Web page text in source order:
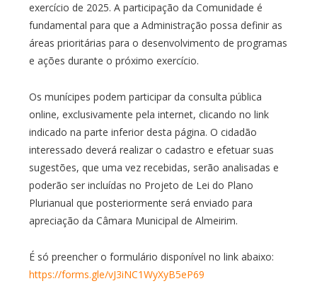
exercício de 2025. A participação da Comunidade é
fundamental para que a Administração possa definir as
áreas prioritárias para o desenvolvimento de programas
e ações durante o próximo exercício.
Os munícipes podem participar da consulta pública
online, exclusivamente pela internet, clicando no link
indicado na parte inferior desta página. O cidadão
interessado deverá realizar o cadastro e efetuar suas
sugestões, que uma vez recebidas, serão analisadas e
poderão ser incluídas no Projeto de Lei do Plano
Plurianual que posteriormente será enviado para
apreciação da Câmara Municipal de Almeirim.
É só preencher o formulário disponível no link abaixo:
https://forms.gle/vJ3iNC1WyXyB5eP69